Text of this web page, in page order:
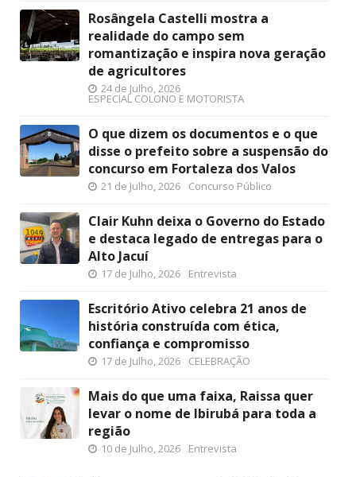
Rosângela Castelli mostra a
realidade do campo sem
romantização e inspira nova geração
de agricultores
24 de Julho, 2026
ESPECIAL COLONO E MOTORISTA
O que dizem os documentos e o que
disse o prefeito sobre a suspensão do
concurso em Fortaleza dos Valos
21 de Julho, 2026 Concurso Público
Clair Kuhn deixa o Governo do Estado
e destaca legado de entregas para o
Alto Jacuí
17 de Julho, 2026 Entrevista
Escritório Ativo celebra 21 anos de
história construída com ética,
confiança e compromisso
17 de Julho, 2026 CELEBRAÇÃO
Mais do que uma faixa, Raissa quer
levar o nome de Ibirubá para toda a
região
10 de Julho, 2026 Entrevista